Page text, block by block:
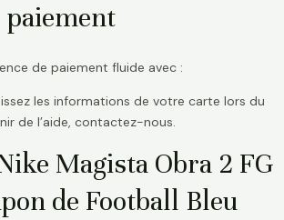
paiement
de paiement fluide avec :
les informations de votre carte lors du
de l’aide, contactez-nous.
Magista Obra 2 FG
de Football Bleu